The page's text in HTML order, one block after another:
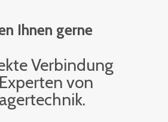
Ihnen gerne
Ver­bin­dung
von